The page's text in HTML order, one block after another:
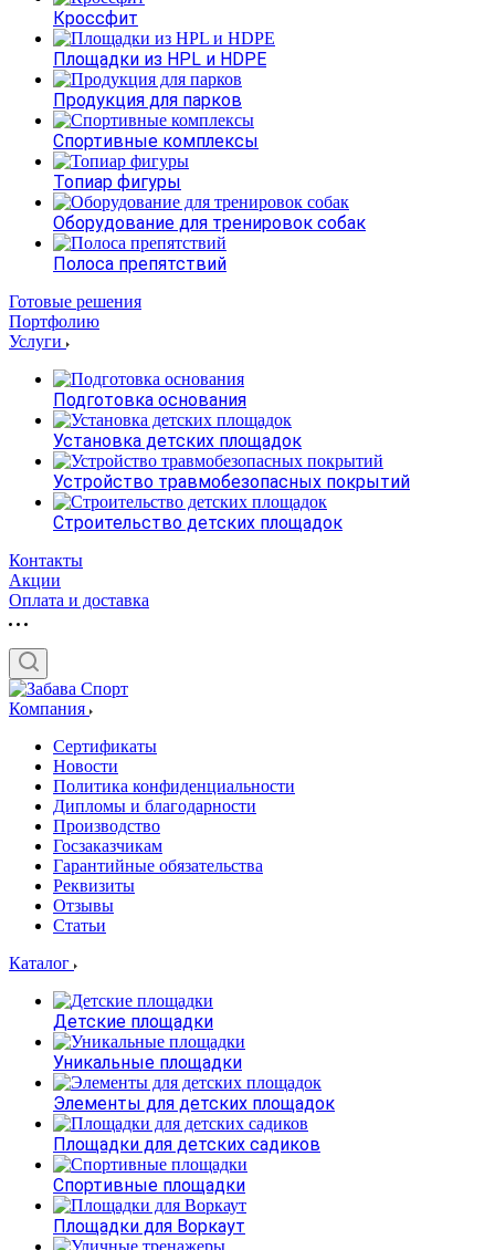
Кроссфит
Площадки из HPL и HDPE
Продукция для парков
Спортивные комплексы
Топиар фигуры
Оборудование для тренировок собак
Полоса препятствий
Готовые решения
Портфолию
Услуги
Подготовка основания
Установка детских площадок
Устройство травмобезопасных покрытий
Строительство детских площадок
Контакты
Акции
Оплата и доставка
Компания
Сертификаты
Новости
Политика конфиденциальности
Дипломы и благодарности
Производство
Госзаказчикам
Гарантийные обязательства
Реквизиты
Отзывы
Статьи
Каталог
Детские площадки
Уникальные площадки
Элементы для детских площадок
Площадки для детских садиков
Спортивные площадки
Площадки для Воркаут